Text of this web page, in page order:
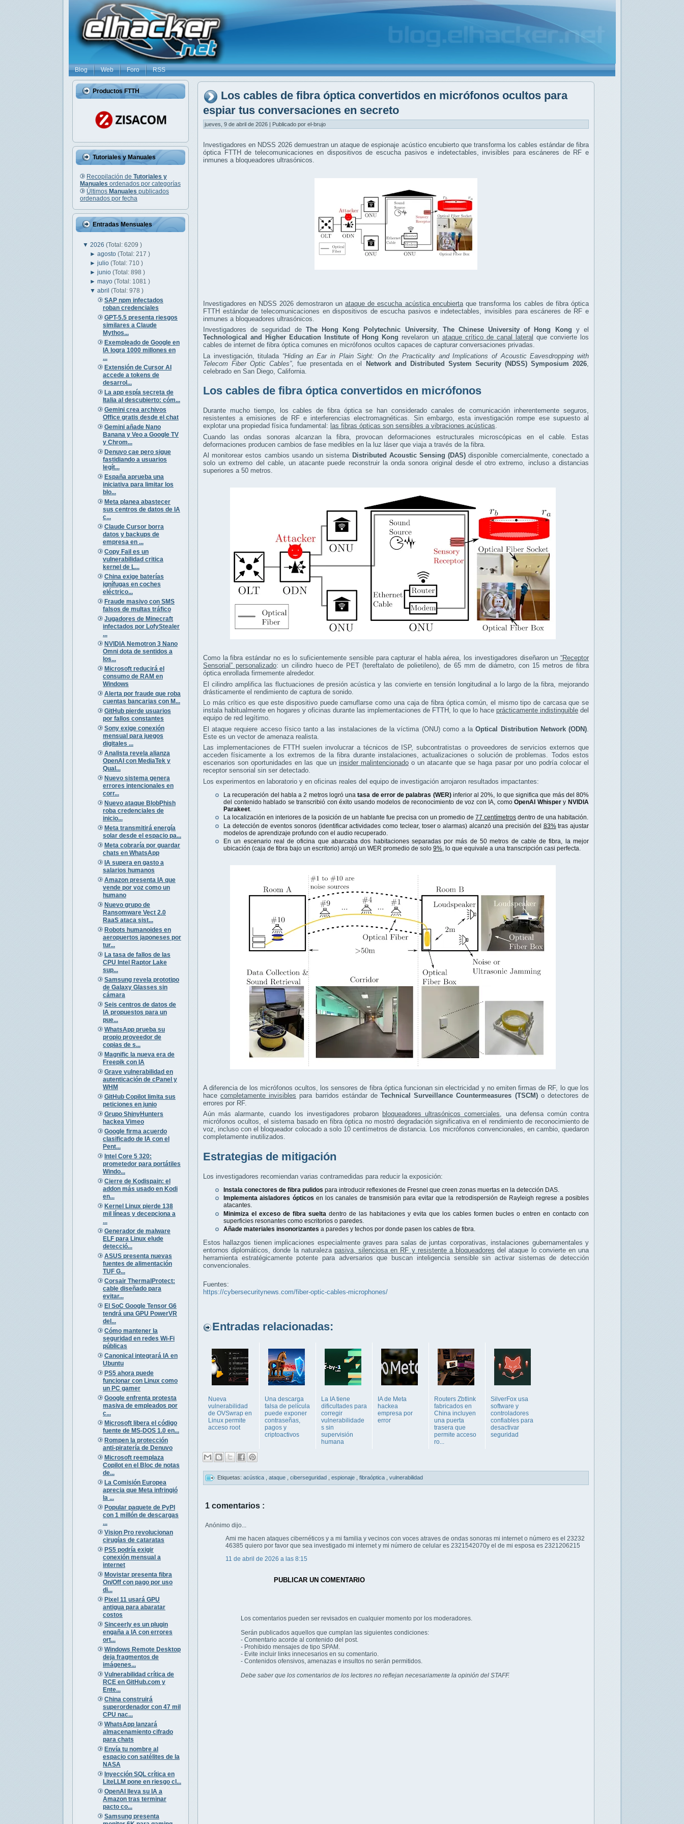
Blog Web Foro RSS
Productos FTTH
Tutoriales y Manuales
Recopilación de Tutoriales y
Manuales ordenados por categorías
Últimos Manuales publicados
ordenados por fecha
Entradas Mensuales
▼ 2026 (Total: 6209 )
►agosto(Total: 217 )
►julio(Total: 710 )
►junio(Total: 898 )
►mayo(Total: 1081 )
▼abril(Total: 978 )
SAP npm infectados
roban credenciales
GPT-5.5 presenta riesgos
similares a Claude
Mythos...
Exempleado de Google en
IA logra 1000 millones en
...
Extensión de Cursor AI
accede a tokens de
desarrol...
La app espía secreta de
Italia al descubierto: cóm...
Gemini crea archivos
Office gratis desde el chat
Gemini añade Nano
Banana y Veo a Google TV
y Chrom...
Denuvo cae pero sigue
fastidiando a usuarios
legít...
España aprueba una
iniciativa para limitar los
blo...
Meta planea abastecer
sus centros de datos de IA
c...
Claude Cursor borra
datos y backups de
empresa en ...
Copy Fail es un
vulnerabilidad critica
kernel de L...
China exige baterías
ignífugas en coches
eléctrico...
Fraude masivo con SMS
falsos de multas tráfico
Jugadores de Minecraft
infectados por LofyStealer
...
NVIDIA Nemotron 3 Nano
Omni dota de sentidos a
los...
Microsoft reducirá el
consumo de RAM en
Windows
Alerta por fraude que roba
cuentas bancarias con M...
GitHub pierde usuarios
por fallos constantes
Sony exige conexión
mensual para juegos
digitales ...
Analista revela alianza
OpenAI con MediaTek y
Qual...
Nuevo sistema genera
errores intencionales en
corr...
Nuevo ataque BlobPhish
roba credenciales de
inicio...
Meta transmitirá energía
solar desde el espacio pa...
Meta cobraría por guardar
chats en WhatsApp
IA supera en gasto a
salarios humanos
Amazon presenta IA que
vende por voz como un
humano
Nuevo grupo de
Ransomware Vect 2.0
RaaS ataca sist...
Robots humanoides en
aeropuertos japoneses por
tur...
La tasa de fallos de las
CPU Intel Raptor Lake
sup...
Samsung revela prototipo
de Galaxy Glasses sin
cámara
Seis centros de datos de
IA propuestos para un
pue...
WhatsApp prueba su
propio proveedor de
copias de s...
Magnific la nueva era de
Freepik con IA
Grave vulnerabilidad en
autenticación de cPanel y
WHM
GitHub Copilot limita sus
peticiones en junio
Grupo ShinyHunters
hackea Vimeo
Google firma acuerdo
clasificado de IA con el
Pent...
Intel Core 5 320:
prometedor para portátiles
Windo...
Cierre de Kodispain: el
addon más usado en Kodi
en...
Kernel Linux pierde 138
mil líneas y decepciona a
...
Generador de malware
ELF para Linux elude
detecció...
ASUS presenta nuevas
fuentes de alimentación
TUF G...
Corsair ThermalProtect:
cable diseñado para
evitar...
El SoC Google Tensor G6
tendrá una GPU PowerVR
del...
Cómo mantener la
seguridad en redes Wi-Fi
públicas
Canonical integrará IA en
Ubuntu
PS5 ahora puede
funcionar con Linux como
un PC gamer
Google enfrenta protesta
masiva de empleados por
c...
Microsoft libera el código
fuente de MS-DOS 1.0 en...
Rompen la protección
anti-piratería de Denuvo
Microsoft reemplaza
Copilot en el Bloc de notas
de...
La Comisión Europea
aprecia que Meta infringió
la ...
Popular paquete de PyPI
con 1 millón de descargas
...
Vision Pro revolucionan
cirugías de cataratas
PS5 podría exigir
conexión mensual a
internet
Movistar presenta fibra
On/Off con pago por uso
di...
Pixel 11 usará GPU
antigua para abaratar
costos
Sinceerly es un plugin
engaña a IA con errores
ort...
Windows Remote Desktop
deja fragmentos de
imágenes...
Vulnerabilidad crítica de
RCE en GitHub.com y
Ente...
China construirá
superordenador con 47 mil
CPU nac...
WhatsApp lanzará
almacenamiento cifrado
para chats
Envía tu nombre al
espacio con satélites de la
NASA
Inyección SQL crítica en
LiteLLM pone en riesgo cl...
OpenAI lleva su IA a
Amazon tras terminar
pacto co...
Samsung presenta
Los cables de fibra óptica convertidos en micrófonos ocultos para
espiar tus conversaciones en secreto
jueves, 9 de abril de 2026 | Publicado por el-brujo
Investigadores en NDSS 2026 demuestran un ataque de espionaje acústico encubierto que transforma los cables estándar de fibra
óptica FTTH de telecomunicaciones en dispositivos de escucha pasivos e indetectables, invisibles para escáneres de RF e
inmunes a bloqueadores ultrasónicos.
Investigadores en NDSS 2026 demostraron unataque de escucha acústica encubiertaque transforma los cables de fibra óptica
FTTH estándar de telecomunicaciones en dispositivos de escucha pasivos e indetectables, invisibles para escáneres de RF e
inmunes a bloqueadores ultrasónicos.
Investigadores de seguridad de The Hong Kong Polytechnic University, The Chinese University of Hong Kong y el
Technological and Higher Education Institute of Hong Kong revelaron un ataque crítico de canal lateral que convierte los
cables de internet de fibra óptica comunes en micrófonos ocultos capaces de capturar conversaciones privadas.
La investigación, titulada “Hiding an Ear in Plain Sight: On the Practicality and Implications of Acoustic Eavesdropping with
Telecom Fiber Optic Cables”, fue presentada en el Network and Distributed System Security (NDSS) Symposium 2026
celebrado en San Diego, California.
Los cables de fibra óptica convertidos en micrófonos
Durante mucho tiempo, los cables de fibra óptica se han considerado canales de comunicación inherentemente seguros,
resistentes a emisiones de RF e interferencias electromagnéticas. Sin embargo, esta investigación rompe ese supuesto al
explotar una propiedad física fundamental: las fibras ópticas son sensibles a vibraciones acústicas.
Cuando las ondas sonoras alcanzan la fibra, provocan deformaciones estructurales microscópicas en el cable. Estas
deformaciones producen cambios de fase medibles en la luz láser que viaja a través de la fibra.
Al monitorear estos cambios usando un sistema Distributed Acoustic Sensing (DAS) disponible comercialmente, conectado a
solo un extremo del cable, un atacante puede reconstruir la onda sonora original desde el otro extremo, incluso a distancias
superiores a 50 metros.
Como la fibra estándar no es lo suficientemente sensible para capturar el habla aérea, los investigadores diseñaron un “Receptor
Sensorial” personalizado: un cilindro hueco de PET (tereftalato de polietileno), de 65 mm de diámetro, con 15 metros de fibra
óptica enrollada firmemente alrededor.
El cilindro amplifica las fluctuaciones de presión acústica y las convierte en tensión longitudinal a lo largo de la fibra, mejorando
drásticamente el rendimiento de captura de sonido.
Lo más crítico es que este dispositivo puede camuflarse como una caja de fibra óptica común, el mismo tipo de carcasa que se
instala habitualmente en hogares y oficinas durante las implementaciones de FTTH, lo que lo hace prácticamente indistinguible del
equipo de red legítimo.
El ataque requiere acceso físico tanto a las instalaciones de la víctima (ONU) como a laOptical Distribution Network (ODN)
Este es un vector de amenaza realista.
Las implementaciones de FTTH suelen involucrar a técnicos de ISP, subcontratistas o proveedores de servicios externos que
acceden físicamente a los extremos de la fibra durante instalaciones, actualizaciones o solución de problemas. Todos estos
escenarios son oportunidades en las que un insider malintencionadoo un atacante que se haga pasar por uno podría colocar el
receptor sensorial sin ser detectado.
Los experimentos en laboratorio y en oficinas reales del equipo de investigación arrojaron resultados impactantes:
La recuperación del habla a 2 metros logró unatasa de error de palabras (WER)inferior al 20%, lo que significa que más del 80%
del contenido hablado se transcribió con éxito usando modelos de reconocimiento de voz con IA, comoOpenAI WhisperyNVIDIA
Parakeet
La localización en interiores de la posición de un hablante fue precisa con un promedio de 77 centímetros dentro de una habitación.
La detección de eventos sonoros (identificar actividades como teclear, toser o alarmas) alcanzó una precisión del 83%tras ajustar
modelos de aprendizaje profundo con el audio recuperado.
En un escenario real de oficina que abarcaba dos habitaciones separadas por más de 50 metros de cable de fibra, la mejor
ubicación (caja de fibra bajo un escritorio) arrojó un WER promedio de solo 9%, lo que equivale a una transcripción casi perfecta.
A diferencia de los micrófonos ocultos, los sensores de fibra óptica funcionan sin electricidad y no emiten firmas de RF, lo que los
hacecompletamente invisibles para barridos estándar deTechnical Surveillance Countermeasures (TSCM)o detectores de
errores por RF.
Aún más alarmante, cuando los investigadores probaron bloqueadores ultrasónicos comerciales, una defensa común contra
micrófonos ocultos, el sistema basado en fibra óptica no mostró degradación significativa en el rendimiento de reconocimiento de
voz, incluso con el bloqueador colocado a solo 10 centímetros de distancia. Los micrófonos convencionales, en cambio, quedaron
completamente inutilizados.
Estrategias de mitigación
Los investigadores recomiendan varias contramedidas para reducir la exposición:
Instala conectores de fibra pulidos para introducir reflexiones de Fresnel que creen zonas muertas en la detección DAS.
Implementa aisladores ópticos en los canales de transmisión para evitar que la retrodispersión de Rayleigh regrese a posibles
atacantes.
Minimiza el exceso de fibra suelta dentro de las habitaciones y evita que los cables formen bucles o entren en contacto con
superficies resonantes como escritorios o paredes.
Añade materiales insonorizantes a paredes y techos por donde pasen los cables de fibra.
Estos hallazgos tienen implicaciones especialmente graves para salas de juntas corporativas, instalaciones gubernamentales y
entornos diplomáticos, donde la naturaleza pasiva, silenciosa en RF y resistente a bloqueadores del ataque lo convierte en una
herramienta estratégicamente potente para adversarios que buscan inteligencia sensible sin activar sistemas de detección
convencionales.
Fuentes:
https://cybersecuritynews.com/fiber-optic-cables-microphones/
Entradas relacionadas:
Nueva
vulnerabilidad
de OVSwrap en
Linux permite
acceso root
Una descarga
falsa de película
puede exponer
contraseñas,
pagos y
criptoactivos
La IA tiene
dificultades para
corregir
vulnerabilidade
s sin
supervisión
humana
IA de Meta
hackea
empresa por
error
Routers Zbtlink
fabricados en
China incluyen
una puerta
trasera que
permite acceso
ro...
SilverFox usa
software y
controladores
confiables para
desactivar
seguridad
Etiquetas: acústica ataque ciberseguridad espionaje fibraóptica vulnerabilidad
1 comentarios :
Anónimo dijo...
Ami me hacen ataques cibernéticos y a mi familia y vecinos con voces atraves de ondas sonoras mi internet o número es el 23232
46385 quiero por favor que sea investigado mi internet y mi número de celular es 2321542070y el de mi esposa es 2321206215
11 de abril de 2026 a las 8:15
PUBLICAR UN COMENTARIO
Los comentarios pueden ser revisados en cualquier momento por los moderadores.
Serán publicados aquellos que cumplan las siguientes condiciones:
- Comentario acorde al contenido del post.
- Prohibido mensajes de tipo SPAM.
- Evite incluir links innecesarios en su comentario.
- Contenidos ofensivos, amenazas e insultos no serán permitidos.
Debe saber que los comentarios de los lectores no reflejan necesariamente la opinión del STAFF.